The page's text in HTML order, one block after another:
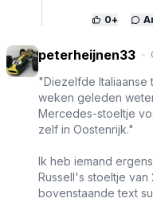
0+
peterheijnen33
"Diezelfde Italiaanse
weken geleden
Mercedes-stoeltje
zelf in Oostenrijk."
Ik heb iemand
Russell's stoeltje
bovenstaande text